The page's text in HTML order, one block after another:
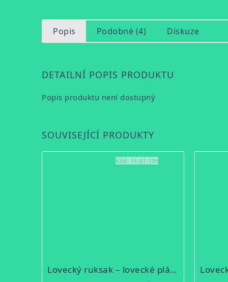
Popis Podobné (4) Diskuze
DETAILNÍ POPIS PRODUKTU
Popis produktu není dostupný
SOUVISEJÍCÍ PRODUKTY
Lovecký ruksak – lovecké plátno 15B/3
Kód: 11-01-195